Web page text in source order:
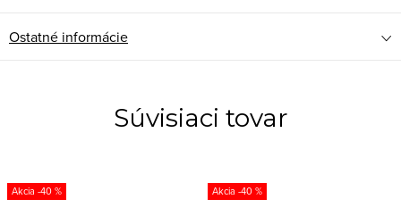
Ostatné informácie
Súvisiaci tovar
-40 % -40 %